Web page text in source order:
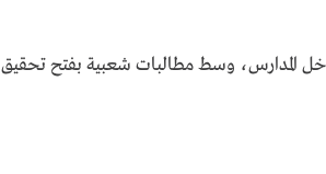
داخل المدارس، وسط مطالبات شعبية بفتح تحقيق